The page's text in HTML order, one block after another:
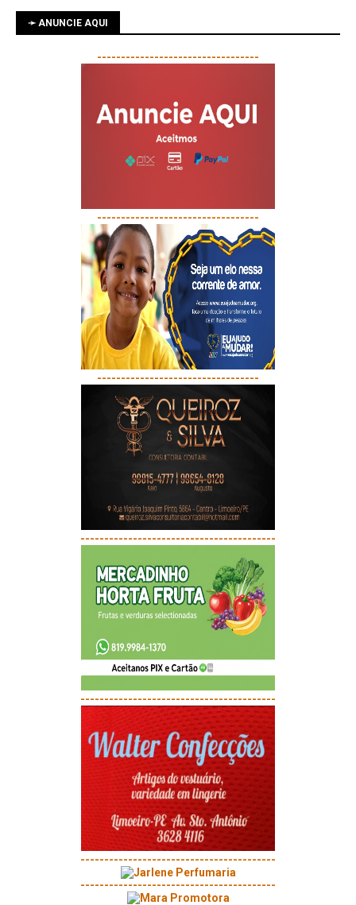
➛ ANUNCIE AQUI
----------------------------------
----------------------------------
----------------------------------
-----------------------------------------
-----------------------------------------
-----------------------------------------
-----------------------------------------